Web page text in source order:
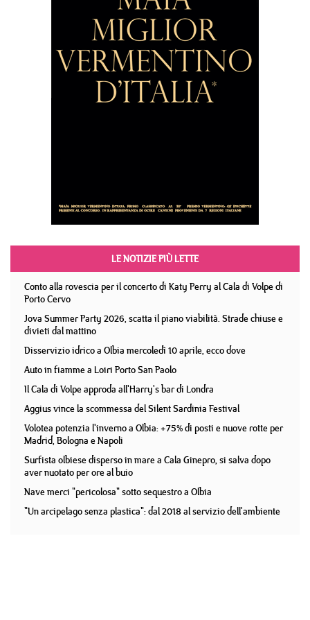
LE NOTIZIE PIÙ LETTE
Conto alla rovescia per il concerto di Katy Perry al Cala di Volpe di
Porto Cervo
Jova Summer Party 2026, scatta il piano viabilità. Strade chiuse e
divieti dal mattino
Disservizio idrico a Olbia mercoledì 10 aprile, ecco dove
Auto in fiamme a Loiri Porto San Paolo
Il Cala di Volpe approda all'Harry's bar di Londra
Aggius vince la scommessa del Silent Sardinia Festival
Volotea potenzia l'inverno a Olbia: +75% di posti e nuove rotte per
Madrid, Bologna e Napoli
Surfista olbiese disperso in mare a Cala Ginepro, si salva dopo
aver nuotato per ore al buio
Nave merci "pericolosa" sotto sequestro a Olbia
"Un arcipelago senza plastica": dal 2018 al servizio dell'ambiente